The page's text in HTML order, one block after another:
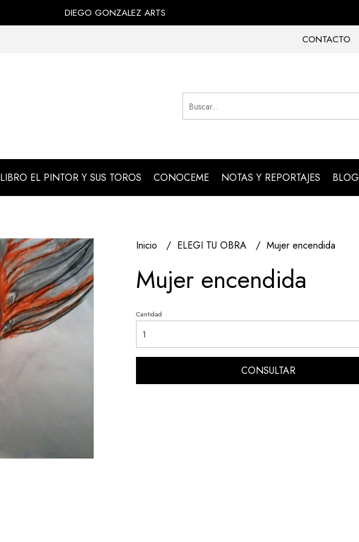
DIEGO GONZALEZ ARTS
CONTACTO
LIBRO EL PINTOR Y SUS TOROS CONOCEME NOTAS Y REPORTAJES BLOG
Inicio ELEGI TU OBRA Mujer encendida
Mujer encendida
Cantidad
CONSULTAR